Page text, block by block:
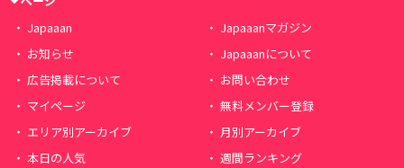
Japaaan
Japaaanマガジン
お知らせ
Japaaanについて
広告掲載について
お問い合わせ
マイページ
無料メンバー登録
エリア別アーカイブ
月別アーカイブ
本日の人気
週間ランキング